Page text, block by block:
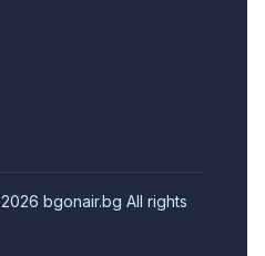
bgonair.bg All rights